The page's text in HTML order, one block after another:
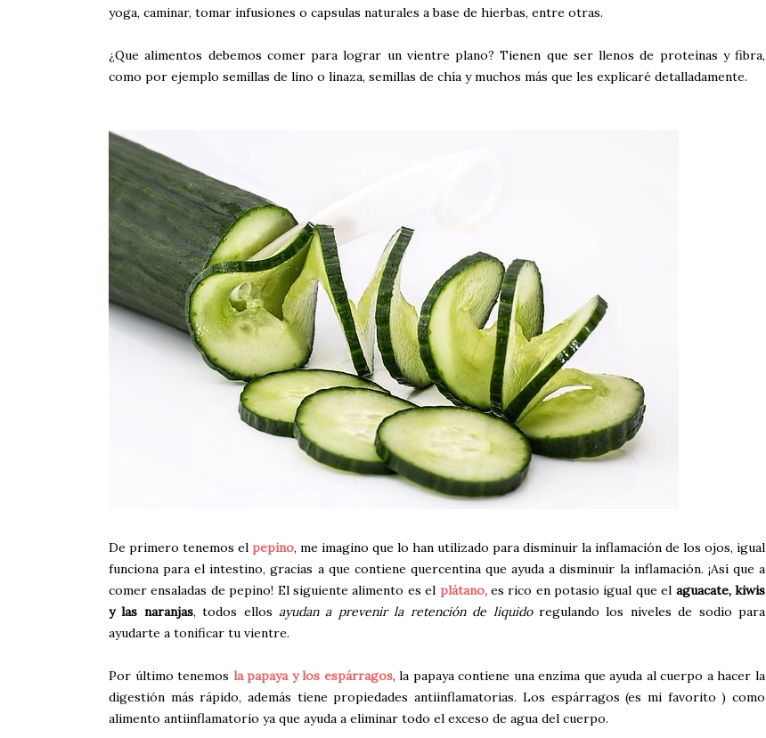
yoga, caminar, tomar infusiones o capsulas naturales a base de hierbas, entre otras.
¿Que alimentos debemos comer para lograr un vientre plano? Tienen que ser llenos de proteínas y fibra,
como por ejemplo semillas de lino o linaza, semillas de chía y muchos más que les explicaré detalladamente.
De primero tenemos el pepino, me imagino que lo han utilizado para disminuir la inflamación de los ojos, igual
funciona para el intestino, gracias a que contiene quercentina que ayuda a disminuir la inflamación. ¡Así que a
comer ensaladas de pepino! El siguiente alimento es el plátano,es rico en potasio igual que el aguacate, kiwis
y las naranjas, todos ellosayudan a prevenir la retención de liquidoregulando los niveles de sodio para
ayudarte a tonificar tu vientre.
Por último tenemos la papaya y los espárragos, la papaya contiene una enzima que ayuda al cuerpo a hacer la
digestión más rápido, además tiene propiedades antiinflamatorias. Los espárragos (es mi favorito ) como
alimento antiinflamatorio ya que ayuda a eliminar todo el exceso de agua del cuerpo.